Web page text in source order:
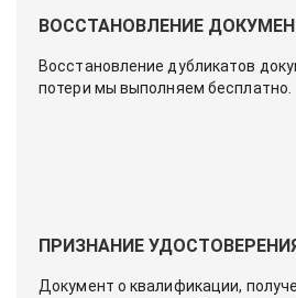
ВОССТАНОВЛЕНИЕ
Восстановление дубликатов
потери мы выполняем бесплатно.
ПРИЗНАНИЕ
Документ о квалификации,